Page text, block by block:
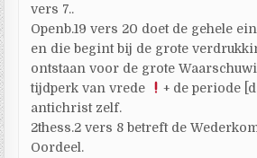
vers 7..
Openb.19 vers 20 doet de gehele
en die begint bij de grote
ontstaan voor de grote
tijdperk van vrede
+ de periode
antichrist zelf.
2thess.2 vers 8 betreft de
Oordeel.